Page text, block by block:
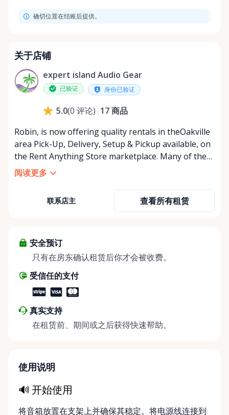
确切位置在结账后提供。
关于店铺
expert island Audio Gear
已验证 身份已验证
5.0(0 评论) 17商品
Robin, is now offering quality rentals in theOakville
area Pick-Up, Delivery, Setup & Pickup available, on
the Rent Anything Store marketplace. Many of the
professional audio products featured on my
YouTube channel expert island are now available
planning an event and need reliable, great-
阅读更多
联系店主 查看所有租赁
安全预订
只有在房东确认租赁后你才会被收费。
受信任的支付
真实支持
在租赁前、期间或之后获得快速帮助。
使用说明
🔊 开始使用
将音箱放置在支架上并确保其稳定。将电源线连接到